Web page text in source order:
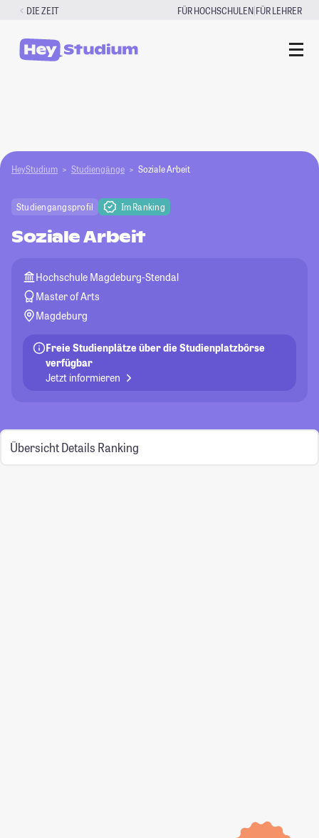
Zum
springen
DIE ZEIT FÜR HOCHSCHULEN|FÜR LEHRER
HeyStudium Studiengänge Soziale Arbeit
Studiengangsprofil Im Ranking
Soziale Arbeit
Hochschule Magdeburg-Stendal
Master of Arts
Magdeburg
Freie Studienplätze über die Studienplatzbörse
verfügbar
Jetzt informieren
Übersicht Details Ranking